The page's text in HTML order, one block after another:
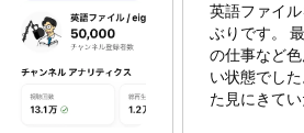
英語ファイル
ぶりです。
の仕事など
い状態でした。 今週中には投稿を再開する予定ですの
た見にきて